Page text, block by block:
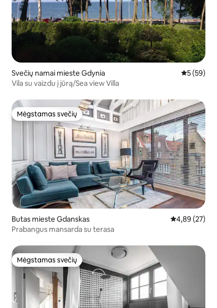
Svečių namai mieste Gdynia Vidutinis
5 (59)
Vila su vaizdu į jūrą/Sea view Villa
Mėgstamas svečių
Mėgstamas svečių
Butas mieste Gdanskas Vidutinis
4,89 (27)
Prabangus mansarda su terasa
Mėgstamas svečių
Mėgstamas svečių